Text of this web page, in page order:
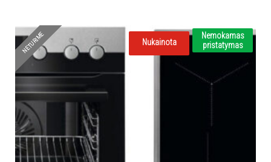
Nukainota
Nemokamas
pristatymas
NETURIME